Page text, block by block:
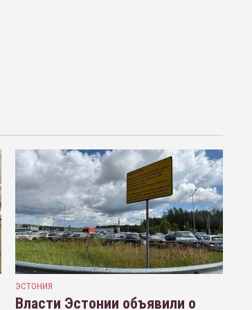
ЭСТОНИЯ
Власти Эстонии объявили о